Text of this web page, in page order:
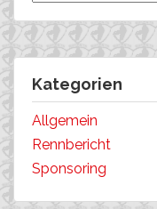
Kategorien
Allgemein
Rennbericht
Sponsoring